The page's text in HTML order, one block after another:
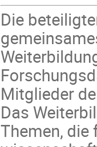
Die
Mitglieder
Das
Themen,